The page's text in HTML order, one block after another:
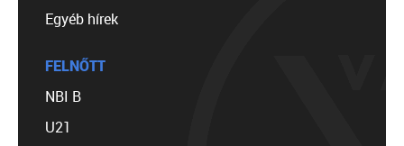
Egyéb hírek
FELNŐTT
NBI B
U21